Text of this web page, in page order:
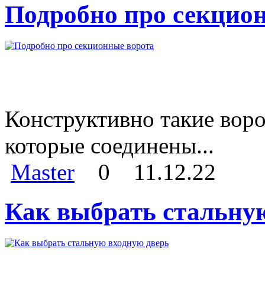
Подробно про
Конструктивно такие
которые соединены...
Master
0 11.12.22
Как выбрать